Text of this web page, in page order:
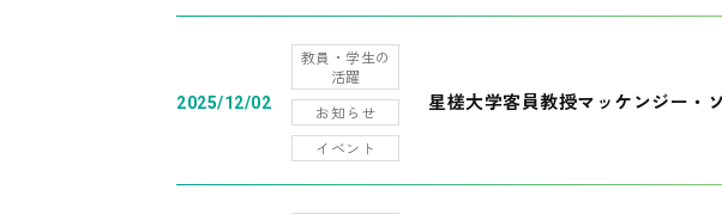
2025/12/02
教員・学生の
活躍
お知らせ
イベント
星槎大学客員教授マッケンジー・